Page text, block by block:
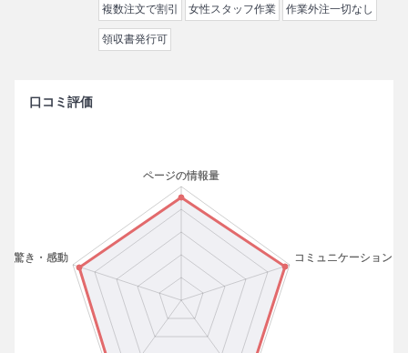
複数注文で割引 女性スタッフ作業 作業外注一切なし
領収書発行可
口コミ評価